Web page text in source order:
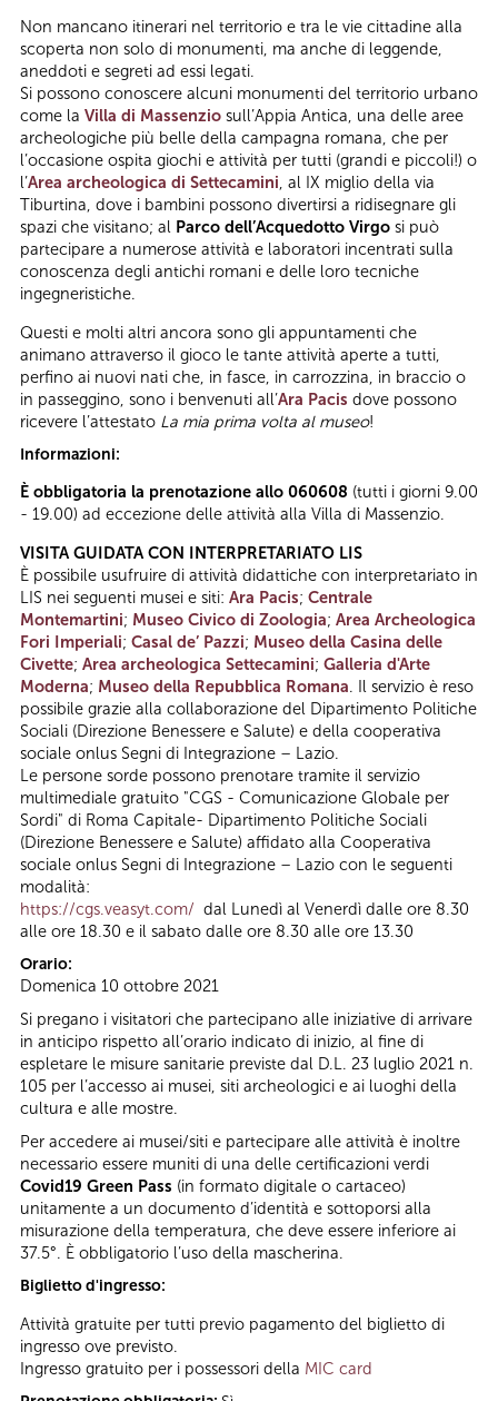
Non mancano itinerari nel territorio e tra le vie cittadine alla
scoperta non solo di monumenti, ma anche di leggende,
aneddoti e segreti ad essi legati.
Si possono conoscere alcuni monumenti del territorio urbano
come la Villa di Massenzio sull’Appia Antica, una delle aree
archeologiche più belle della campagna romana, che per
l’occasione ospita giochi e attività per tutti (grandi e piccoli!) o
l’Area archeologica di Settecamini, al IX miglio della via
Tiburtina, dove i bambini possono divertirsi a ridisegnare gli
spazi che visitano; al Parco dell’Acquedotto Virgo si può
partecipare a numerose attività e laboratori incentrati sulla
conoscenza degli antichi romani e delle loro tecniche
ingegneristiche.
Questi e molti altri ancora sono gli appuntamenti che
animano attraverso il gioco le tante attività aperte a tutti,
perfino ai nuovi nati che, in fasce, in carrozzina, in braccio o
in passeggino, sono i benvenuti all’Ara Pacis dove possono
ricevere l’attestato La mia prima volta al museo!
Informazioni:
È obbligatoria la prenotazione allo 060608 (tutti i giorni 9.00
- 19.00) ad eccezione delle attività alla Villa di Massenzio.
VISITA GUIDATA CON INTERPRETARIATO LIS
È possibile usufruire di attività didattiche con interpretariato in
LIS nei seguenti musei e siti: Ara Pacis; Centrale
Montemartini; Museo Civico di Zoologia; Area Archeologica
Fori Imperiali; Casal de’ Pazzi; Museo della Casina delle
Civette; Area archeologica Settecamini; Galleria d'Arte
Moderna; Museo della Repubblica Romana. Il servizio è reso
possibile grazie alla collaborazione del Dipartimento Politiche
Sociali (Direzione Benessere e Salute) e della cooperativa
sociale onlus Segni di Integrazione – Lazio.
Le persone sorde possono prenotare tramite il servizio
multimediale gratuito "CGS - Comunicazione Globale per
Sordi" di Roma Capitale- Dipartimento Politiche Sociali
(Direzione Benessere e Salute) affidato alla Cooperativa
sociale onlus Segni di Integrazione – Lazio con le seguenti
modalità:
https://cgs.veasyt.com/ dal Lunedì al Venerdì dalle ore 8.30
alle ore 18.30 e il sabato dalle ore 8.30 alle ore 13.30
Orario:
Domenica 10 ottobre 2021
Si pregano i visitatori che partecipano alle iniziative di arrivare
in anticipo rispetto all’orario indicato di inizio, al fine di
espletare le misure sanitarie previste dal D.L. 23 luglio 2021 n.
105 per l’accesso ai musei, siti archeologici e ai luoghi della
cultura e alle mostre.
Per accedere ai musei/siti e partecipare alle attività è inoltre
necessario essere muniti di una delle certificazioni verdi
Covid19 Green Pass (in formato digitale o cartaceo)
unitamente a un documento d’identità e sottoporsi alla
misurazione della temperatura, che deve essere inferiore ai
37.5°. È obbligatorio l’uso della mascherina.
Biglietto d'ingresso:
Attività gratuite per tutti previo pagamento del biglietto di
ingresso ove previsto.
Ingresso gratuito per i possessori della MIC card